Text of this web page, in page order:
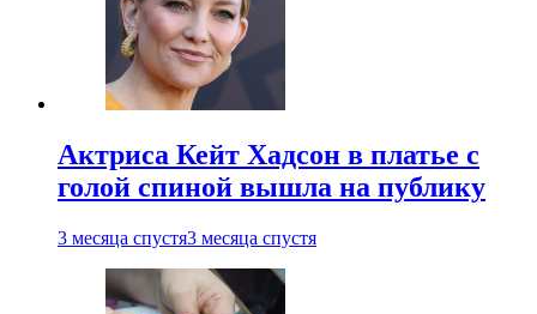
Актриса Кейт Хадсон в платье с
голой спиной вышла на публику
3 месяца спустя3 месяца спустя